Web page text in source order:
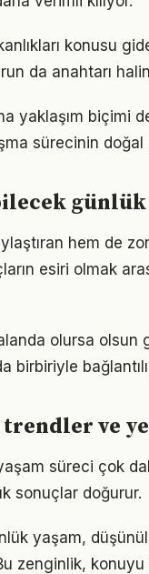
konusu
da anahtarı
yaklaşım biçimi
sürecinin doğal
günlük
hem de
esiri olmak
olursa
trendler ve
süreci çok
sonuçlar doğurur.
yaşam,
zenginlik,